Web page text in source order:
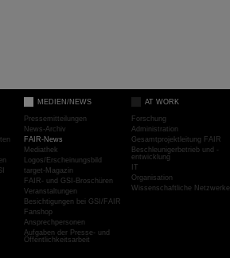
MEDIEN/NEWS
Pressemitteilungen
News-Archiv
FAIR-News
Mediathek
Logos/Erscheinungsbild
target-Magazin
FAIR- und GSI-Broschüren
Veranstaltungen
Besichtigungen bei GSI/FAIR
Fanshop
Ansprechpersonen
Aufgaben der Presse- und
Öffentlichkeitsarbeit
AT WORK
Forschung
Administration
Gesamtprojektleitung FAIR
Beschleunigerbetrieb und -
entwicklung
IT
Organisation
Wissenschaftliche Netzwerke